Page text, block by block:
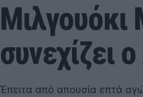
Μιλγουόκι
συνεχίζει
Έπειτα από απουσία επτά